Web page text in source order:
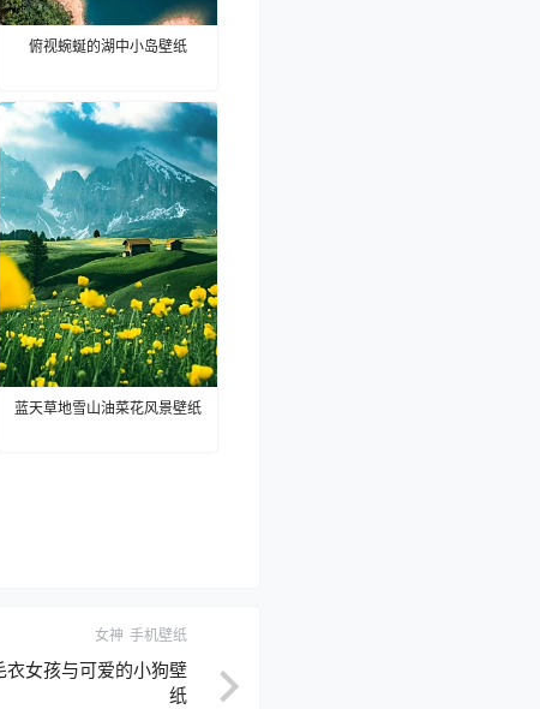
俯视蜿蜒的湖中小岛壁纸
蓝天草地雪山油菜花风景壁纸
女神 手机壁纸
衣女孩与可爱的小狗壁
纸